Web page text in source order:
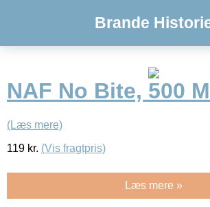
Brande
NAF No Bite, 500
(Læs mere)
119 kr. (Vis fragtpris)
Læs mere »